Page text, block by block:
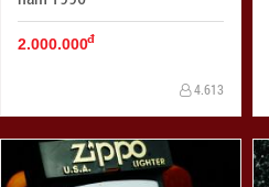
2.000.000đ
4.613